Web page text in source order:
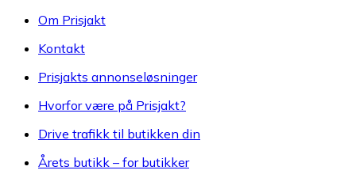
Om Prisjakt
Kontakt
Prisjakts annonseløsninger
Hvorfor være på Prisjakt?
Drive trafikk til butikken din
Årets butikk – for butikker